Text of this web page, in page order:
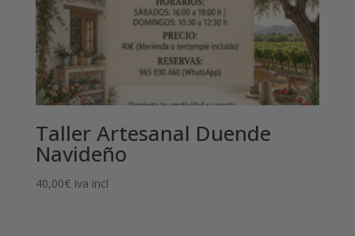
Taller Artesanal Duende
Navideño
40,00€ Iva incl